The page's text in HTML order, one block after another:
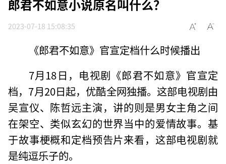
郎君不如意小说原名叫什么？
2023-07-18 15:08:35
《郎君不如意》官宣定档什么时候播出
7月18日，电视剧《郎君不如意》官宣定
档，7月20日起，优酷全网独播。这部电视剧由
吴宣仪、陈哲远主演，讲的则是男女主角之间
在架空、类似玄幻的世界当中的爱情故事。基
于故事梗概和定档预告片来看，这部电视剧就
是纯逗乐子的。